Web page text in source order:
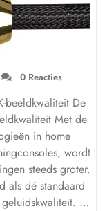
0 Reacties
beeldkwaliteit De
Met de
in home
wordt
steeds groter.
als dé standaard
geluidskwaliteit. …